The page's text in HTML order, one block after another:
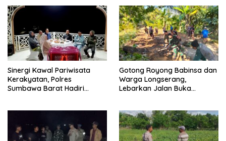
Sinergi Kawal Pariwisata
Kerakyatan, Polres
Sumbawa Barat Hadiri
Suntuk”
Gotong Royong Babinsa dan
Warga Longserang,
Lebarkan Jalan Buka